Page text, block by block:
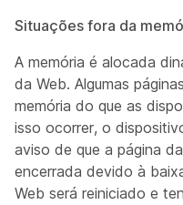
Situações fora da
A memória é alocada
da Web. Algumas
memória do que as
isso ocorrer, o
aviso de que a página
encerrada devido à
Web será reiniciado e